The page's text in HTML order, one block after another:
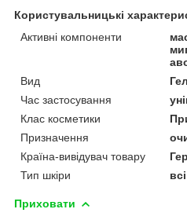
Користувальницькі
Активні компоненти
Вид
Час застосування
Клас косметики
Призначення
Країна-вивідувач товару
Тип шкіри
Приховати